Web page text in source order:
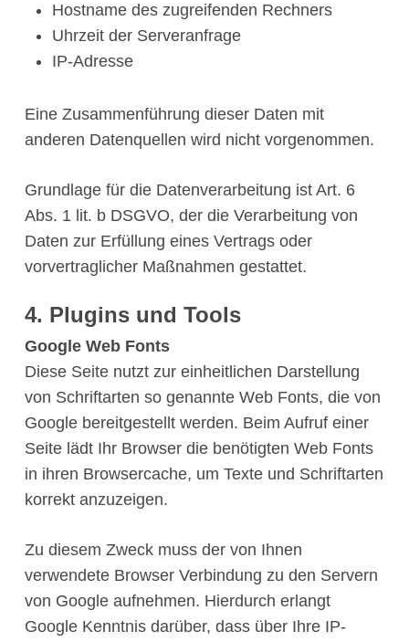
Hostname des zugreifenden Rechners
Uhrzeit der Serveranfrage
IP-Adresse
Eine Zusammenführung dieser Daten mit
anderen Datenquellen wird nicht vorgenommen.
Grundlage für die Datenverarbeitung ist Art. 6
Abs. 1 lit. b DSGVO, der die Verarbeitung von
Daten zur Erfüllung eines Vertrags oder
vorvertraglicher Maßnahmen gestattet.
4. Plugins und Tools
Google Web Fonts
Diese Seite nutzt zur einheitlichen Darstellung
von Schriftarten so genannte Web Fonts, die von
Google bereitgestellt werden. Beim Aufruf einer
Seite lädt Ihr Browser die benötigten Web Fonts
in ihren Browsercache, um Texte und Schriftarten
korrekt anzuzeigen.
Zu diesem Zweck muss der von Ihnen
verwendete Browser Verbindung zu den Servern
von Google aufnehmen. Hierdurch erlangt
Google Kenntnis darüber, dass über Ihre IP-